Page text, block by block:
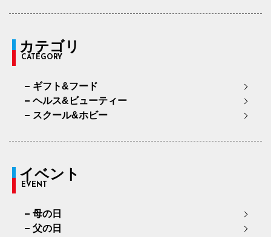
カテゴリ
CATEGORY
ギフト&フード
ヘルス&ビューティー
スクール&ホビー
イベント
EVENT
母の日
父の日